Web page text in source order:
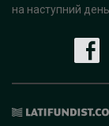
на наступний